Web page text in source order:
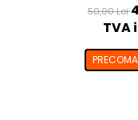
50,00 Lei
TVA